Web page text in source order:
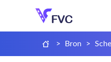
> Bron >